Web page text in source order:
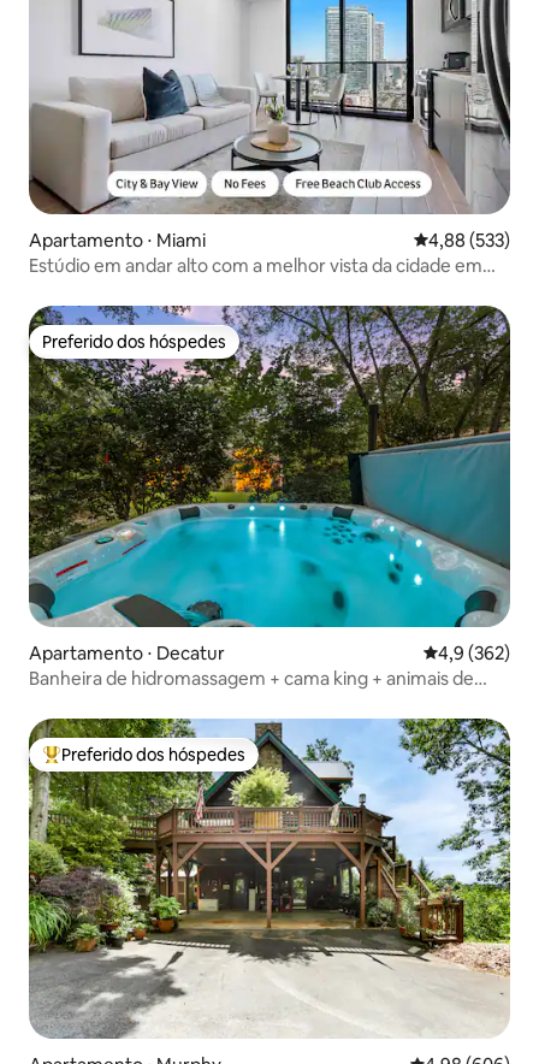
Apartamento ⋅ Miami 4,88 de uma
4,88 (533)
Estúdio em andar alto com a melhor vista da cidade em
Preferido dos hóspedes
Preferido dos hóspedes
Apartamento ⋅ Decatur 4,9 de uma
4,9 (362)
Banheira de hidromassagem + cama king + animais de
Entre os melhores preferidos dos hóspedes
Preferido dos hóspedes